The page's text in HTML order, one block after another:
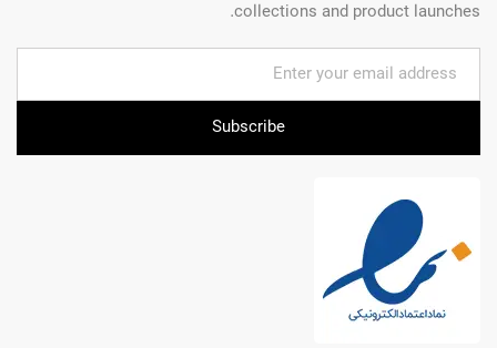
collections and product launches.
Subscribe